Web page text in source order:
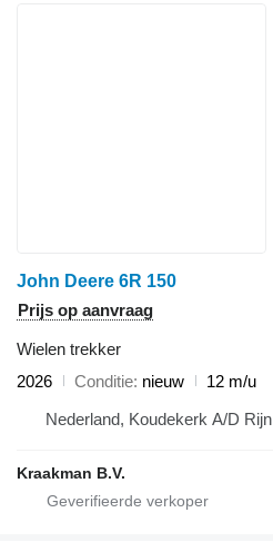
John Deere 6R 150
Prijs op aanvraag
Wielen trekker
2026
Conditie nieuw
12 m/u
Nederland, Koudekerk A/D Rijn
Kraakman B.V.